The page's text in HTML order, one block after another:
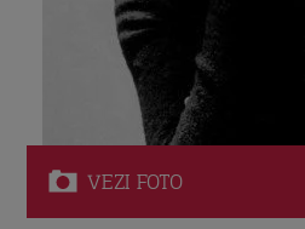
VEZI FOTO